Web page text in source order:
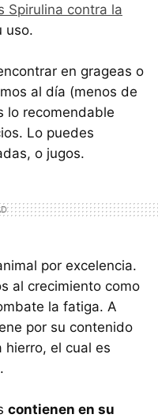
Spirulina contra la
uso.
en grageas o
al día (menos de
lo recomendable
Lo puedes
o jugos.
por excelencia.
al crecimiento como
la fatiga. A
por su contenido
el cual es
contienen en su